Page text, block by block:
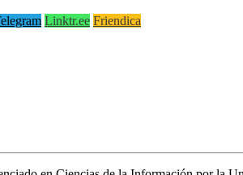
Linktr.ee Friendica